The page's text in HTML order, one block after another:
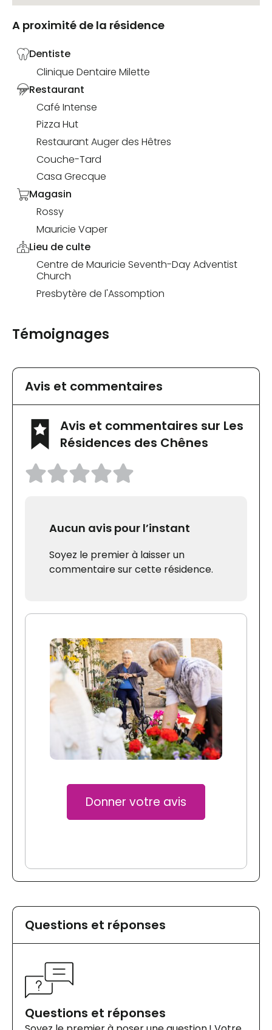
A proximité de la résidence
Dentiste
Clinique Dentaire Milette
Restaurant
Café Intense
Pizza Hut
Restaurant Auger des Hêtres
Couche-Tard
Casa Grecque
Magasin
Rossy
Mauricie Vaper
Lieu de culte
Centre de Mauricie Seventh-Day Adventist
Church
Presbytère de l'Assomption
Témoignages
Avis et commentaires
Avis et commentaires sur Les
Résidences des Chênes
Aucun avis pour l’instant
Soyez le premier à laisser un
commentaire sur cette résidence.
Donner votre avis
Questions et réponses
Questions et réponses